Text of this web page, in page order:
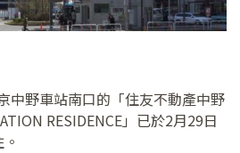
中野車站南口的「住友不動產中野
RESIDENCE」已於2月29日